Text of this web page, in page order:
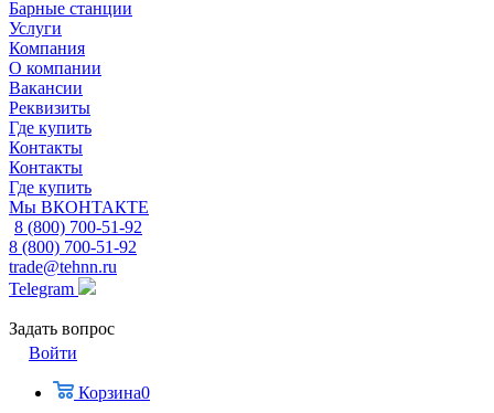
Барные станции
Услуги
Компания
О компании
Вакансии
Реквизиты
Где купить
Контакты
Контакты
Где купить
Мы ВКОНТАКТЕ
8 (800) 700-51-92
8 (800) 700-51-92
trade@tehnn.ru
Telegram
Задать вопрос
Войти
Корзина0